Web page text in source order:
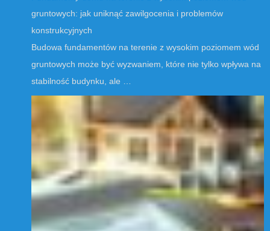
gruntowych: jak uniknąć zawilgocenia i problemów
konstrukcyjnych
Budowa fundamentów na terenie z wysokim poziomem wód
gruntowych może być wyzwaniem, które nie tylko wpływa na
stabilność budynku, ale …